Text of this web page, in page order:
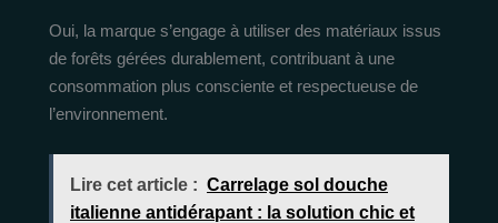
Oui, la marque s’engage à utiliser des matériaux issus
de forêts gérées durablement, contribuant à une
consommation plus consciente et respectueuse de
l’environnement.
Lire cet article : Carrelage sol douche
italienne antidérapant : la solution chic et